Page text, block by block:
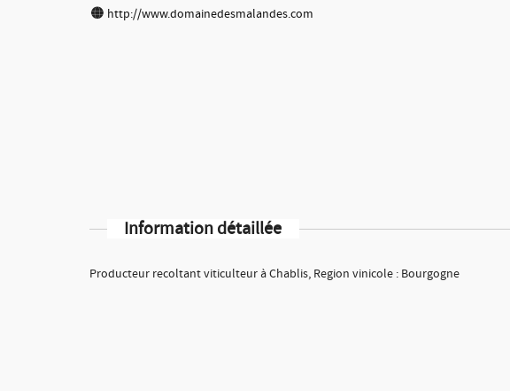
http://www.domainedesmalandes.com
Information détaillée
Producteur recoltant viticulteur à Chablis, Region vinicole : Bourgogne